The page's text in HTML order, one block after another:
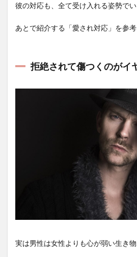
彼の対応も、全て受け入れる姿勢でい
あとで紹介する「愛され対応」を参考
拒絶されて傷つくのがイ
実は男性は女性よりも心が弱い生き物